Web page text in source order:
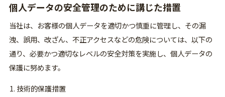
個人データの安全管理のために講じた措置
当社は、お客様の個人データを適切かつ慎重に管理し、その漏
洩、誤用、改ざん、不正アクセスなどの危険については、以下の
通り、必要かつ適切なレベルの安全対策を実施し、個人データの
保護に努めます。
技術的保護措置